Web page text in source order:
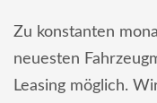
Zu konstanten
neuesten
Leasing möglich.